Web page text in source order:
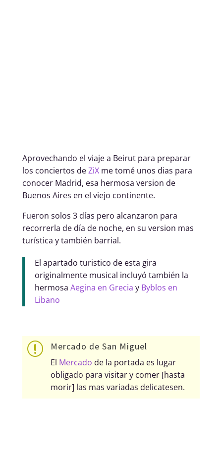
Aprovechando el viaje a Beirut para preparar
los conciertos deZiXme tomé unos dias para
conocer Madrid, esa hermosa version de
Buenos Aires en el viejo continente.
Fueron solos 3 días pero alcanzaron para
recorrerla de día de noche, en su version mas
turística y también barrial.
El apartado turistico de esta gira
originalmente musical incluyó también la
hermosa Aegina en Grecia y Byblos en
Libano
r Mercado de San Miguel
El Mercado de la portada es lugar
obligado para visitar y comer [hasta
morir] las mas variadas delicatesen.